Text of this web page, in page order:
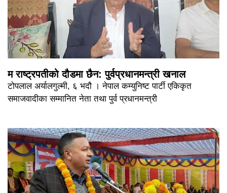
म राष्ट्रपतीको दौडमा छैन: पुर्वप्रधानमन्त्री खनाल
टोपलाल अर्यालगुल्मी, ६ भदौ । नेपाल कम्युनिष्ट पार्टी एकिकृत
समाजवादीका सम्मानित नेता तथा पुर्व प्रधानमन्त्री